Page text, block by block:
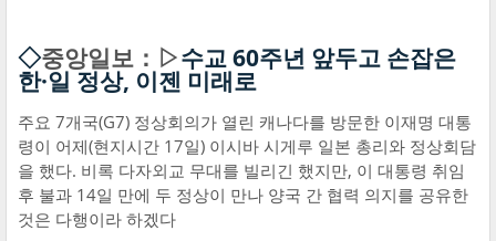
◇중앙일보：▷수교 60주년 앞두고 손잡은
한·일 정상, 이젠 미래로
주요 7개국(G7) 정상회의가 열린 캐나다를 방문한 이재명 대통
령이 어제(현지시간 17일) 이시바 시게루 일본 총리와 정상회담
을 했다. 비록 다자외교 무대를 빌리긴 했지만, 이 대통령 취임
후 불과 14일 만에 두 정상이 만나 양국 간 협력 의지를 공유한
것은 다행이라 하겠다